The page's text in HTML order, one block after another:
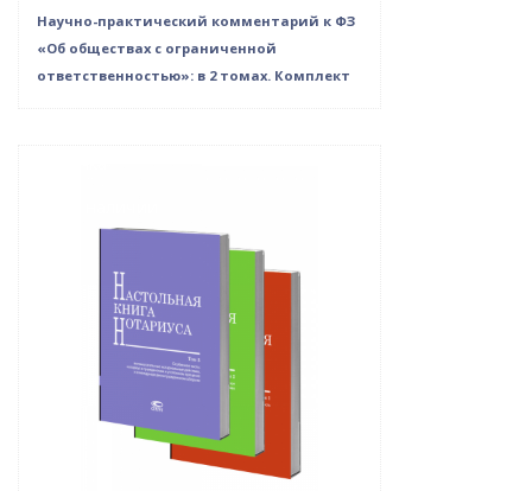
Научно-практический комментарий к ФЗ
«Об обществах с ограниченной
ответственностью»: в 2 томах. Комплект